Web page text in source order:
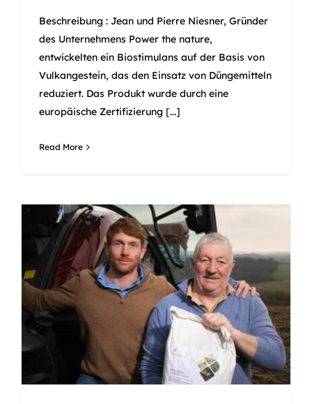
Beschreibung : Jean und Pierre Niesner, Gründer
des Unternehmens Power the nature,
entwickelten ein Biostimulans auf der Basis von
Vulkangestein, das den Einsatz von Düngemitteln
reduziert. Das Produkt wurde durch eine
europäische Zertifizierung [...]
Read More
Innovation: Ein natürliches
Produkt, um weniger
chemischen Dünger zu
verwenden